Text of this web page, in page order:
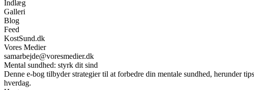
Indlæg
Galleri
Blog
Feed
KostSund.dk
Vores Medier
samarbejde@voresmedier.dk
Mental sundhed: styrk dit sind
Denne e-bog tilbyder strategier til at forbedre din mentale sundhed, herunder
hverdag.